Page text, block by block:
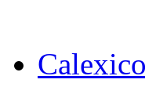
Calexico